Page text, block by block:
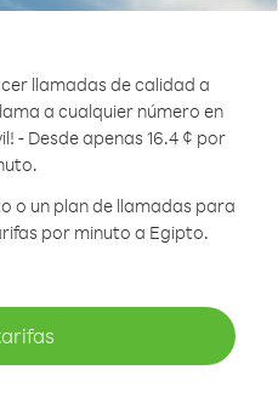
llamadas de calidad a
a cualquier número en
- Desde apenas 16.4 ¢ por
o un plan de llamadas para
por minuto a Egipto.